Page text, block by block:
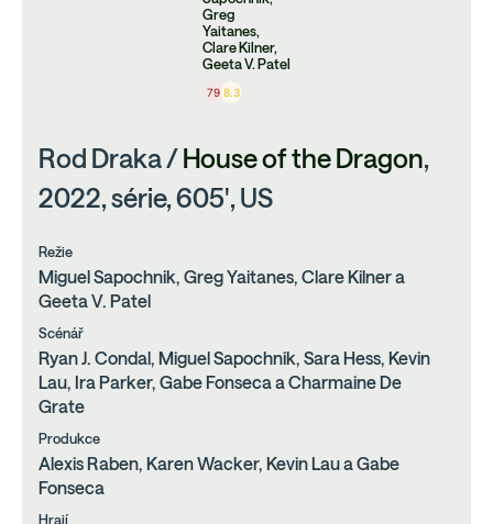
Greg
Yaitanes,
Clare Kilner,
Geeta V. Patel
79 8.3
Rod Draka / House of the Dragon,
2022, série, 605', US
Režie
Miguel Sapochnik, Greg Yaitanes, Clare Kilner a
Geeta V. Patel
Scénář
Ryan J. Condal, Miguel Sapochnik, Sara Hess, Kevin
Lau, Ira Parker, Gabe Fonseca a Charmaine De
Grate
Produkce
Alexis Raben, Karen Wacker, Kevin Lau a Gabe
Fonseca
Hrají